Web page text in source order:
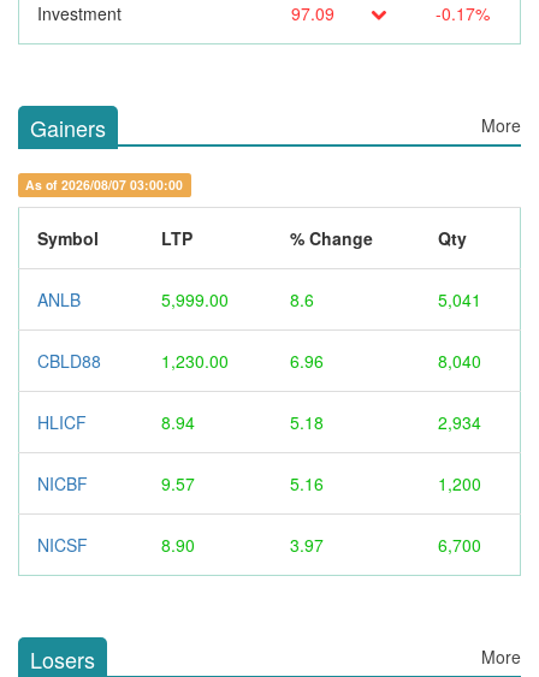
Investment 97.09 -0.17%
Gainers More
As of 2026/08/07 03:00:00
Symbol LTP % Change Qty
ANLB 5,999.00 8.6 5,041
CBLD88 1,230.00 6.96 8,040
HLICF 8.94 5.18 2,934
NICBF 9.57 5.16 1,200
NICSF 8.90 3.97 6,700
Losers More